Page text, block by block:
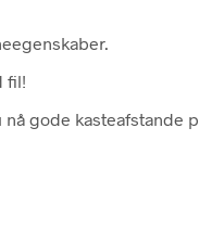
fil!
gode kasteafstande p